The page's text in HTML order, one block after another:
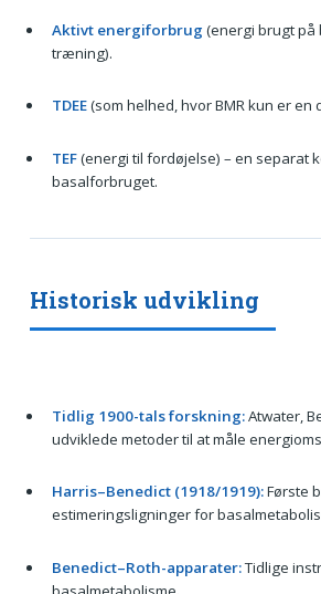
Aktivt energiforbrug (energi brugt
træning).
TDEE(som helhed, hvor BMR kun er en
TEF(energi til fordøjelse) – en separat
basalforbruget.
Historisk udvikling
Tidlig 1900-tals forskning:Atwater,
udviklede metoder til at måle
Harris–Benedict (1918/1919):Første
estimeringsligninger for
Benedict–Roth-apparater:Tidlige